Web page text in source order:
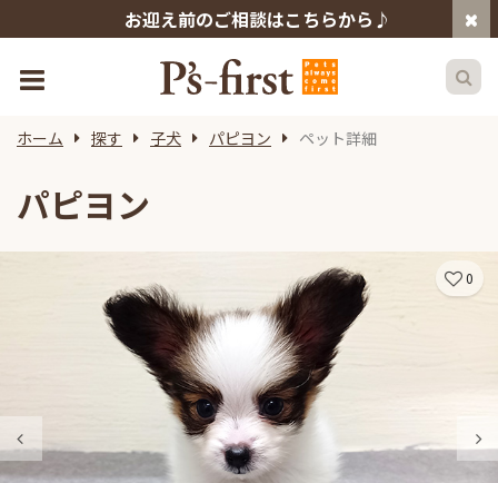
お迎え前のご相談はこちらから♪
ホーム 探す 子犬 パピヨン ペット詳細
パピヨン
0